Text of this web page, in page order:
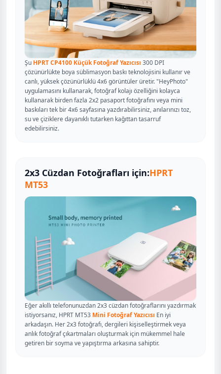
Şu HPRT CP4100 Küçük Fotoğraf Yazıcısı 300 DPI
çözünürlükte boya süblimasyon baskı teknolojisini kullanır ve
canlı, yüksek çözünürlüklü 4x6 görüntüler üretir. "HeyPhoto"
uygulamasını kullanarak, fotoğraf kolajı özelliğini kolayca
kullanarak birden fazla 2x2 pasaport fotoğrafını veya mini
baskıları tek bir 4x6 sayfasına yazdırabilirsiniz, anılarınızı toz,
su ve çiziklere dayanıklı tutarken kağıttan tasarruf
edebilirsiniz.
2x3 Cüzdan Fotoğrafları için:HPRT
MT53
Eğer akıllı telefonunuzdan 2x3 cüzdan fotoğraflarını yazdırmak
istiyorsanız, HPRT MT53 Mini Fotoğraf Yazıcısı En iyi
arkadaşın. Her 2x3 fotoğrafı, dergileri kişiselleştirmek veya
anlık fotoğraf çıkartmaları oluşturmak için mükemmel hale
getiren bir soyma ve yapıştırma arkasına sahiptir.